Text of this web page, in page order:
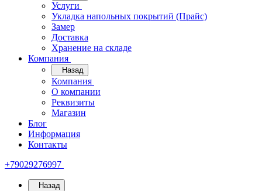
Услуги
Укладка напольных покрытий (Прайс)
Замер
Доставка
Хранение на складе
Компания
Назад
Компания
О компании
Реквизиты
Магазин
Блог
Информация
Контакты
+79029276997
Назад